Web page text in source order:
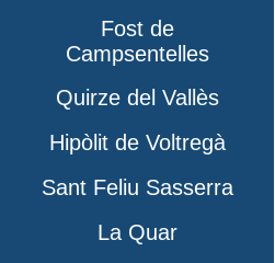
Fost de
Campsentelles
Quirze del Vallès
Hipòlit de Voltregà
Sant Feliu Sasserra
La Quar